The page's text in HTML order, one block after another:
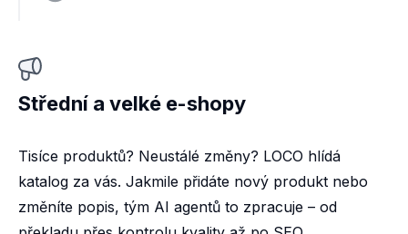
Střední a velké e-shopy
Tisíce produktů? Neustálé změny? LOCO hlídá
katalog za vás. Jakmile přidáte nový produkt nebo
změníte popis, tým AI agentů to zpracuje – od